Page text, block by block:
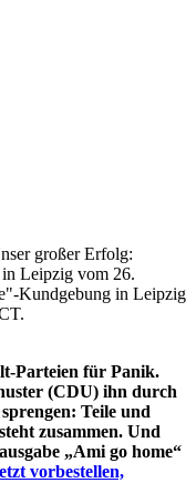
großer Erfolg:
Leipzig vom 26.
Kundgebung in Leipzig
Parteien für Panik.
(CDU) ihn durch
Teile und
zusammen. Und
„Ami go home“
vorbestellen,